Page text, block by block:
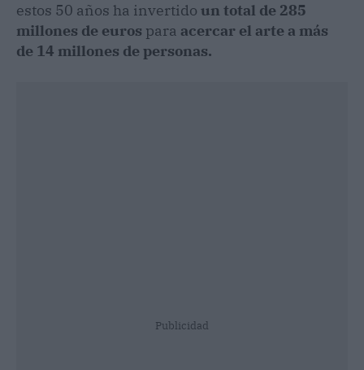
estos 50 años ha invertido un total de 285
millones de euros para acercar el arte a más
de 14 millones de personas.
Publicidad